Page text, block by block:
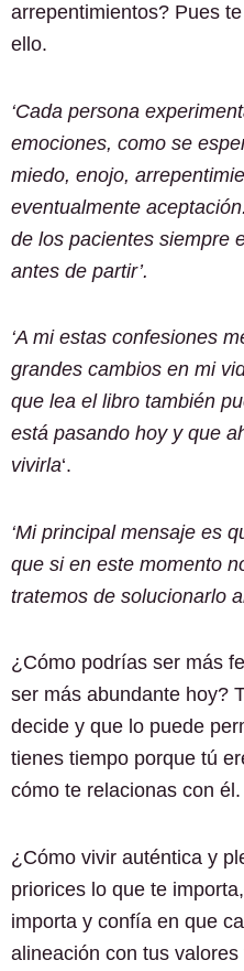
arrepentimientos? Pues
ello.
‘Cada persona
emociones, como se
miedo, enojo,
eventualmente
de los pacientes siempre
antes de partir’.
‘A mi estas confesiones
grandes cambios en mi
que lea el libro también
está pasando hoy y que
vivirla‘.
‘Mi principal mensaje es
que si en este momento
tratemos de solucionarlo
¿Cómo podrías ser más
ser más abundante hoy?
decide y que lo puede
tienes tiempo porque tú
cómo te relacionas con él.
¿Cómo vivir auténtica y
priorices lo que te
importa y confía en que
alineación con tus